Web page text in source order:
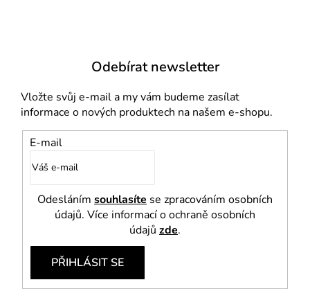
Odebírat newsletter
Vložte svůj e-mail a my vám budeme zasílat
informace o nových produktech na našem e-shopu.
E-mail
Odesláním souhlasíte se zpracováním osobních
údajů. Více informací o ochraně osobních
údajů zde.
PŘIHLÁSIT SE